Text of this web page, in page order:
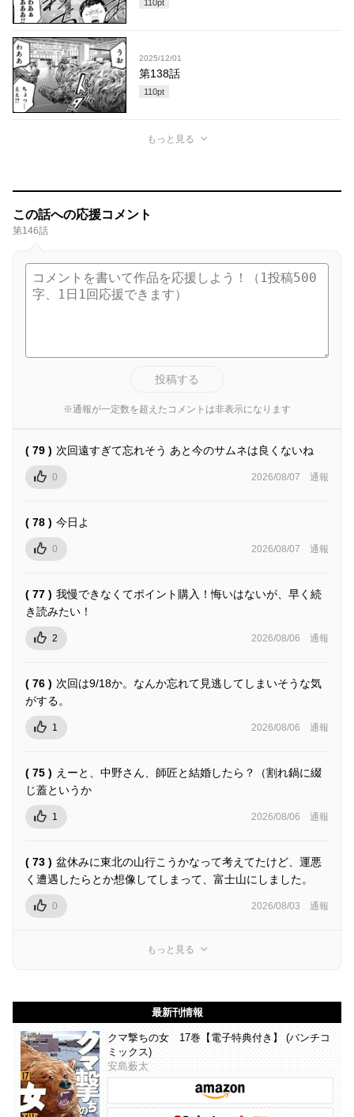
110pt
2025/12/01
第138話
110pt
もっと見る
この話への応援コメント
第146話
投稿する
※通報が一定数を超えたコメントは非表示になります
( 79 ) 次回遠すぎて忘れそう あと今のサムネは良くないね
0 2026/08/07 通報
( 78 ) 今日よ
0 2026/08/07 通報
( 77 ) 我慢できなくてポイント購入！悔いはないが、早く続
き読みたい！
2 2026/08/06 通報
( 76 ) 次回は9/18か。なんか忘れて見逃してしまいそうな気
がする。
1 2026/08/06 通報
( 75 ) えーと、中野さん、師匠と結婚したら？（割れ鍋に綴
じ蓋というか
1 2026/08/06 通報
( 73 ) 盆休みに東北の山行こうかなって考えてたけど、運悪
く遭遇したらとか想像してしまって、富士山にしました。
0 2026/08/03 通報
もっと見る
最新刊情報
クマ撃ちの女 17巻【電子特典付き】 (バンチコ
ミックス)
安島薮太